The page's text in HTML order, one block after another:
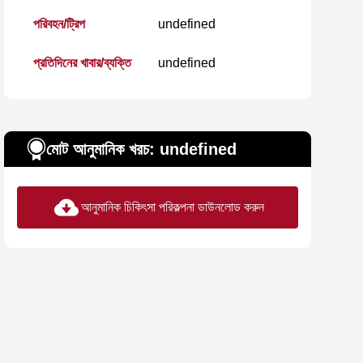
পরিবহন/ট্রিপ undefined
প্রতিদিনের খাবার/ব্যক্তি undefined
মোট আনুমানিক খরচ: undefined
আনুমানিক চিকিৎসা পরিকল্পনা ডাউনলোড করুন